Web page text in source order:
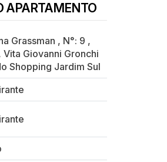
APARTAMENTO
Grassman , N°: 9 ,
Vita Giovanni Gronchi
Shopping Jardim Sul